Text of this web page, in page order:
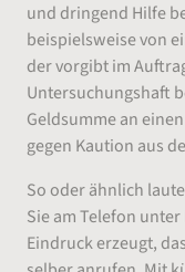
und dringend Hilfe
beispielsweise von
der vorgibt im
Untersuchungshaft
Geldsumme an
gegen Kaution aus
So oder ähnlich
Sie am Telefon
Eindruck erzeugt,